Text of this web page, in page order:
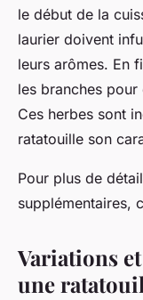
le début de la
laurier doivent
leurs arômes. En
les branches
Ces herbes sont
ratatouille son
Pour plus de
supplémentaires,
Variations
une